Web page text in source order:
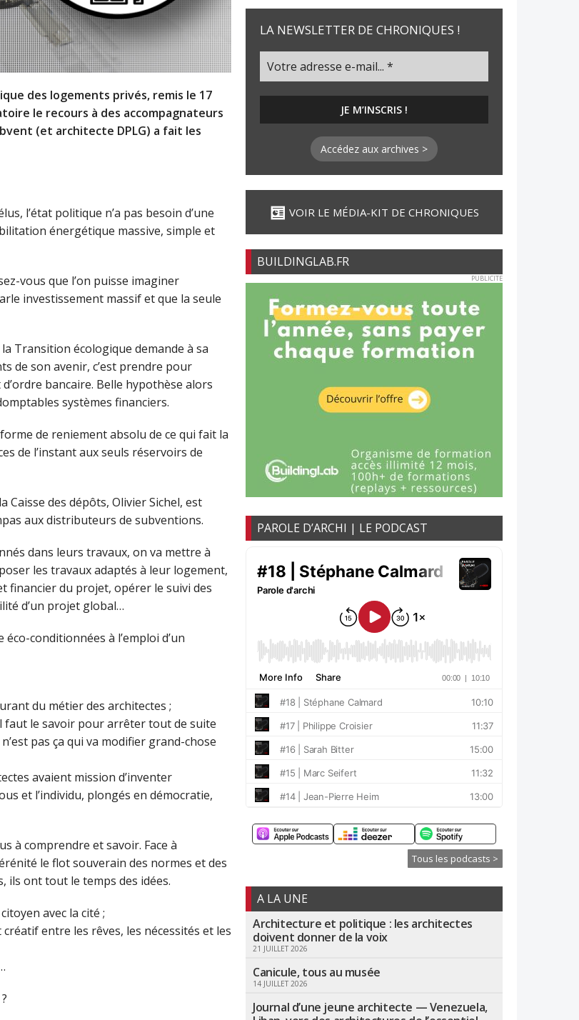
des logements privés, remis le 17
le recours à des accompagnateurs
(et architecte DPLG) a fait les
l’état politique n’a pas besoin d’une
énergétique massive, simple et
vous que l’on puisse imaginer
investissement massif et que la seule
Transition écologique demande à sa
de son avenir, c’est prendre pour
bancaire. Belle hypothèse alors
systèmes financiers.
de reniement absolu de ce qui fait la
de l’instant aux seuls réservoirs de
des dépôts, Olivier Sichel, est
aux distributeurs de subventions.
dans leurs travaux, on va mettre à
les travaux adaptés à leur logement,
financier du projet, opérer le suivi des
d’un projet global…
conditionnées à l’emploi d’un
du métier des architectes ;
faut le savoir pour arrêter tout de suite
pas ça qui va modifier grand-chose
avaient mission d’inventer
et l’individu, plongés en démocratie,
à comprendre et savoir. Face à
le flot souverain des normes et des
ils ont tout le temps des idées.
avec la cité ;
entre les rêves, les nécessités et les
LA NEWSLETTER DE CHRONIQUES !
Accédez aux archives >
VOIR LE MÉDIA-KIT DE CHRONIQUES
BUILDINGLAB.FR
PUBLICITE
PAROLE D’ARCHI | LE PODCAST
Tous les podcasts >
A LA UNE
Architecture et politique : les architectes
doivent donner de la voix
21 JUILLET 2026
Canicule, tous au musée
14 JUILLET 2026
Journal d’une jeune architecte — Venezuela,